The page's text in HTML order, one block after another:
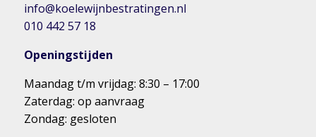
info@koelewijnbestratingen.nl
010 442 57 18
Openingstijden
Maandag t/m vrijdag: 8:30 – 17:00
Zaterdag: op aanvraag
Zondag: gesloten